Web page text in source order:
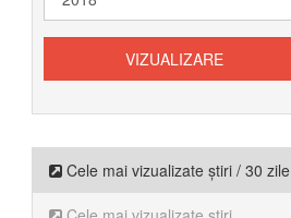
Cele mai vizualizate știri / 30 zile